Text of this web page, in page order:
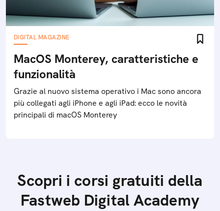
DIGITAL MAGAZINE
MacOS Monterey, caratteristiche e
funzionalità
Grazie al nuovo sistema operativo i Mac sono ancora
più collegati agli iPhone e agli iPad: ecco le novità
principali di macOS Monterey
Scopri i corsi gratuiti della
Fastweb Digital Academy